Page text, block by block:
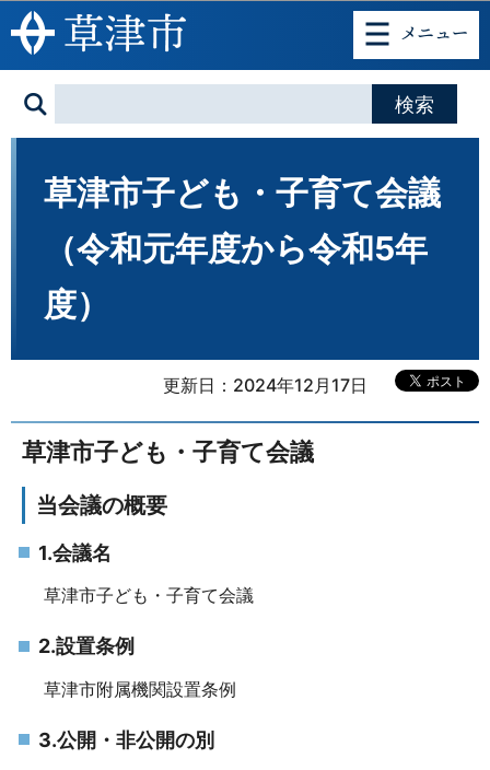
このページの本文へ移動
草津市子ども・子育て会議
（令和元年度から令和5年
度）
更新日：2024年12月17日
草津市子ども・子育て会議
当会議の概要
1.会議名
草津市子ども・子育て会議
2.設置条例
草津市附属機関設置条例
3.公開・非公開の別